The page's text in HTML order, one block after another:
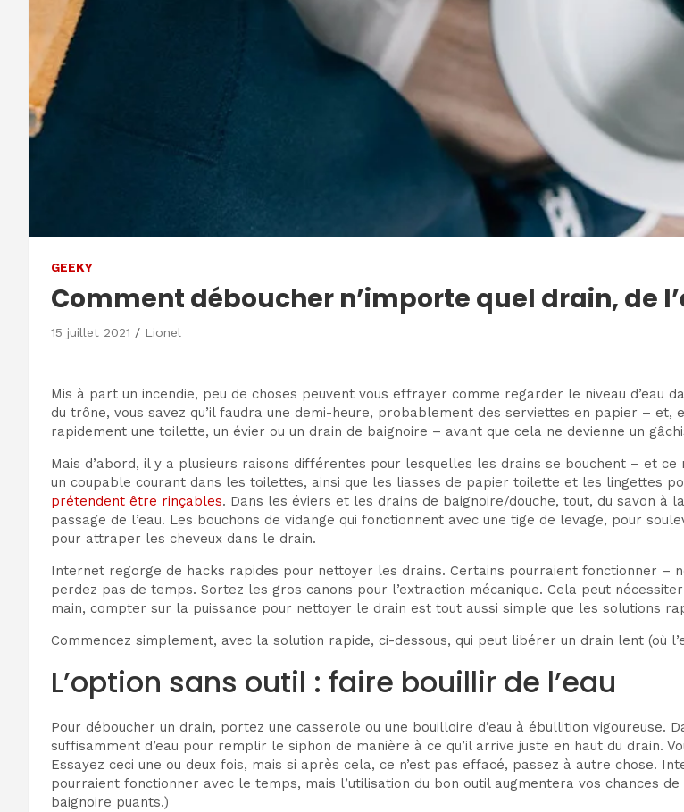
GEEKY
Comment déboucher n’importe quel drain, de
15 juillet 2021 Lionel
Mis à part un incendie, peu de choses peuvent vous effrayer comme regarder le niveau d’eau
du trône, vous savez qu’il faudra une demi-heure, probablement des serviettes en papier –
rapidement une toilette, un évier ou un drain de baignoire – avant que cela ne devienne un
Mais d’abord, il y a plusieurs raisons différentes pour lesquelles les drains se bouchent – et ce
un coupable courant dans les toilettes, ainsi que les liasses de papier toilette et les lingettes
prétendent être rinçables. Dans les éviers et les drains de baignoire/douche, tout, du savon à
passage de l’eau. Les bouchons de vidange qui fonctionnent avec une tige de levage, pour
pour attraper les cheveux dans le drain.
Internet regorge de hacks rapides pour nettoyer les drains. Certains pourraient fonctionner –
perdez pas de temps. Sortez les gros canons pour l’extraction mécanique. Cela peut
main, compter sur la puissance pour nettoyer le drain est tout aussi simple que les solutions
Commencez simplement, avec la solution rapide, ci-dessous, qui peut libérer un drain lent (où
L’option sans outil : faire bouillir de l’eau
Pour déboucher un drain, portez une casserole ou une bouilloire d’eau à ébullition vigoureuse.
suffisamment d’eau pour remplir le siphon de manière à ce qu’il arrive juste en haut du drain.
Essayez ceci une ou deux fois, mais si après cela, ce n’est pas effacé, passez à autre chose.
pourraient fonctionner avec le temps, mais l’utilisation du bon outil augmentera vos chances
baignoire puants.)